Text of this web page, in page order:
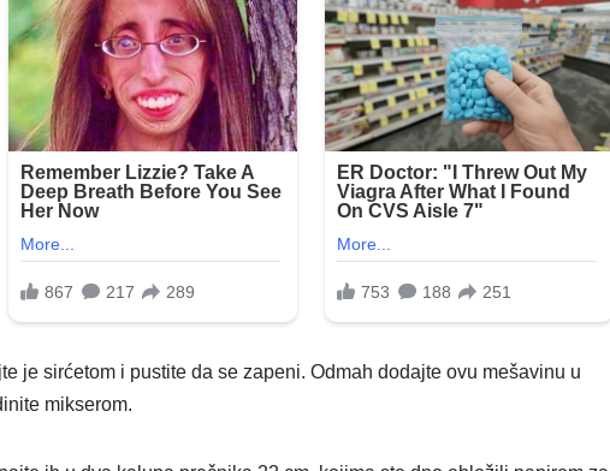
je sirćetom i pustite da se zapeni. Odmah dodajte ovu mešavinu u
mikserom.